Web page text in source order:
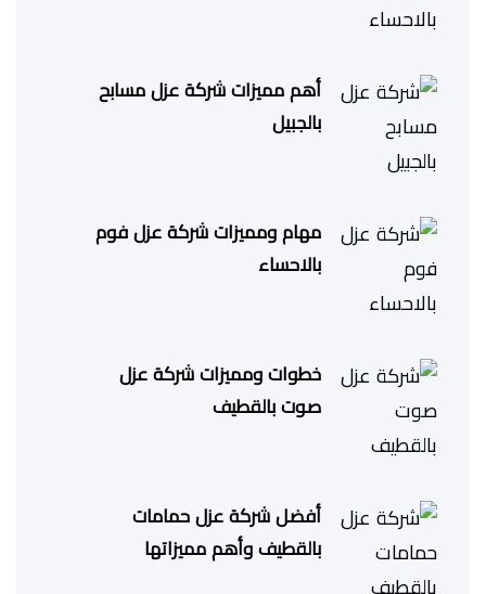
أهم مميزات شركة عزل مسابح
بالجبيل
مهام ومميزات شركة عزل فوم
بالاحساء
خطوات ومميزات شركة عزل
صوت بالقطيف
أفضل شركة عزل حمامات
بالقطيف وأهم مميزاتها